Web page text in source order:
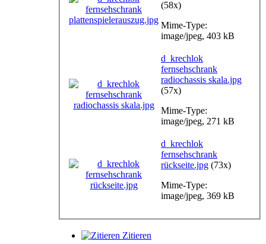
(58x)
Mime-Type:
image/jpeg, 403 kB
d_krechlok
fernsehschrank
radiochassis skala.jpg
(57x)
Mime-Type:
image/jpeg, 271 kB
d_krechlok
fernsehschrank
rückseite.jpg (73x)
Mime-Type:
image/jpeg, 369 kB
Zitieren